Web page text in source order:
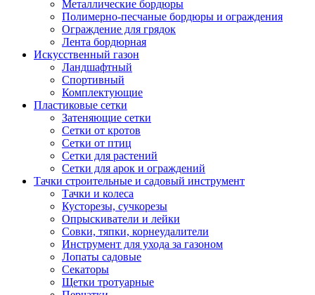
Металлические бордюры
Полимерно-песчаные бордюры и ограждения
Ограждение для грядок
Лента бордюрная
Искусственный газон
Ландшафтный
Спортивный
Комплектующие
Пластиковые сетки
Затеняющие сетки
Сетки от кротов
Сетки от птиц
Сетки для растений
Сетки для арок и ограждений
Тачки строительные и садовый инструмент
Тачки и колеса
Кусторезы, сучкорезы
Опрыскиватели и лейки
Совки, тяпки, корнеудалители
Инструмент для ухода за газоном
Лопаты садовые
Секаторы
Щетки тротуарные